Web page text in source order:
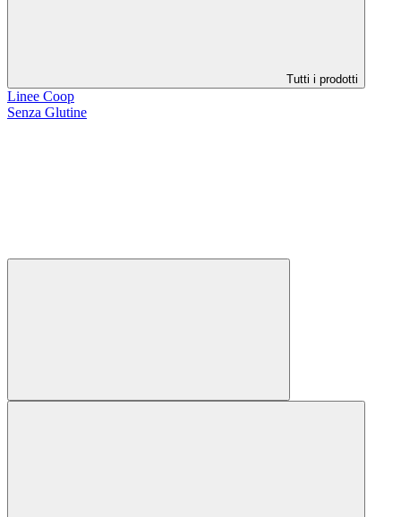
Tutti i prodotti
Linee Coop
Senza Glutine